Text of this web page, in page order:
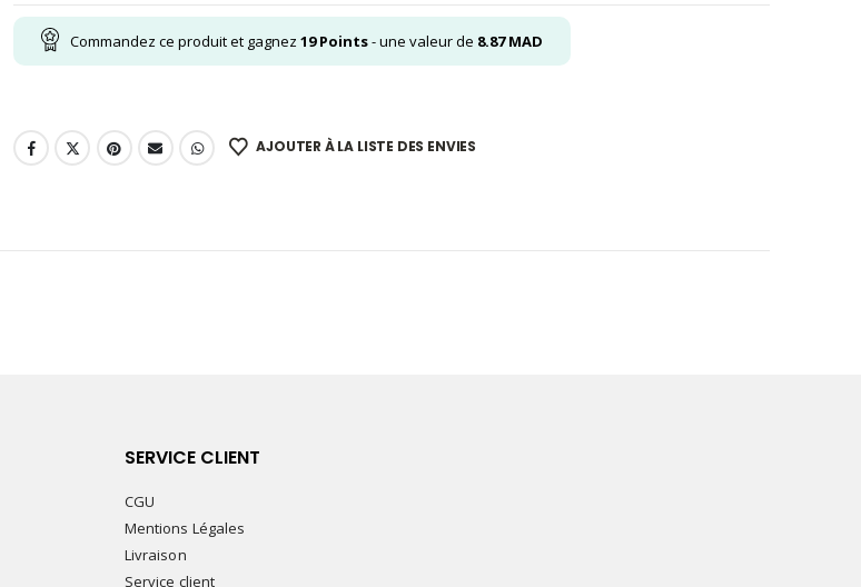
Commandez ce produit et gagnez 19Points- une valeur de 8.87MAD
AJOUTER À LA LISTE DES ENVIES
SERVICE CLIENT
CGU
Mentions Légales
Livraison
Service client